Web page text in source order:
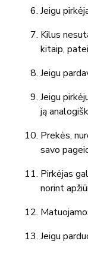
Jeigu
Kilus
kitaip,
Jeigu
Jeigu
ją
Prekės,
savo
Pirkėjas
norint
Jeigu